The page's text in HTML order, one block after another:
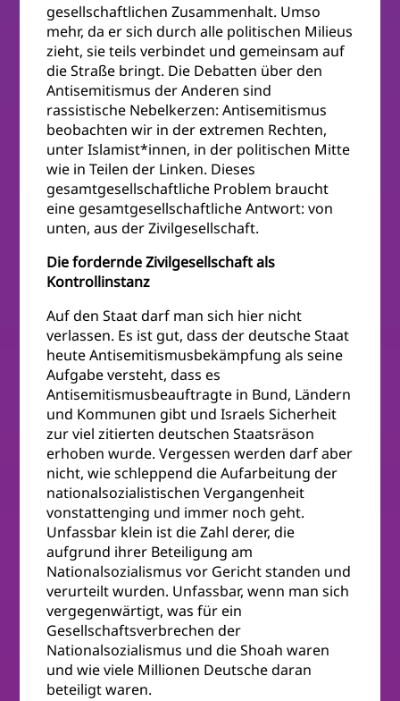
gesellschaftlichen Zusammenhalt. Umso
mehr, da er sich durch alle politischen Milieus
zieht, sie teils verbindet und gemeinsam auf
die Straße bringt. Die Debatten über den
Antisemitismus der Anderen sind
rassistische Nebelkerzen: Antisemitismus
beobachten wir in der extremen Rechten,
unter Islamist*innen, in der politischen Mitte
wie in Teilen der Linken. Dieses
gesamtgesellschaftliche Problem braucht
eine gesamtgesellschaftliche Antwort: von
unten, aus der Zivilgesellschaft.
Die fordernde Zivilgesellschaft als
Kontrollinstanz
Auf den Staat darf man sich hier nicht
verlassen. Es ist gut, dass der deutsche Staat
heute Antisemitismusbekämpfung als seine
Aufgabe versteht, dass es
Antisemitismusbeauftragte in Bund, Ländern
und Kommunen gibt und Israels Sicherheit
zur viel zitierten deutschen Staatsräson
erhoben wurde. Vergessen werden darf aber
nicht, wie schleppend die Aufarbeitung der
nationalsozialistischen Vergangenheit
vonstattenging und immer noch geht.
Unfassbar klein ist die Zahl derer, die
aufgrund ihrer Beteiligung am
Nationalsozialismus vor Gericht standen und
verurteilt wurden. Unfassbar, wenn man sich
vergegenwärtigt, was für ein
Gesellschaftsverbrechen der
Nationalsozialismus und die Shoah waren
und wie viele Millionen Deutsche daran
beteiligt waren.